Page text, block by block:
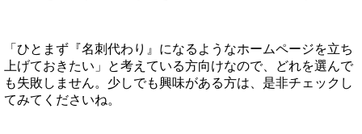
「ひとまず『名刺代わり』になるようなホームページを立ち
上げておきたい」と考えている方向けなので、どれを選んで
も失敗しません。少しでも興味がある方は、是非チェックし
てみてくださいね。